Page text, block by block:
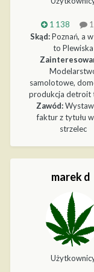
1 138
Skąd:Poznań, a
to Plewiska
samolotowe,
produkcja detroit
Zawód:
faktur z tytułu
strzelec
marek d